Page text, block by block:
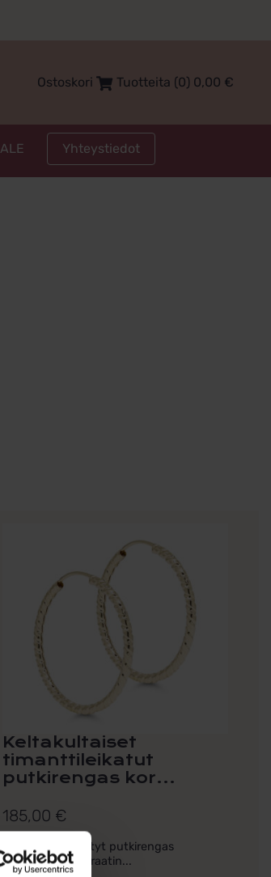
Ostoskori Tuotteita (0) 0,00 €
Yhteystiedot
Keltakultaiset
timanttileikatut
putkirengas kor...
185,00 €
Näyttävät kierretyt putkirengas
korvakorut 14 karaatin...